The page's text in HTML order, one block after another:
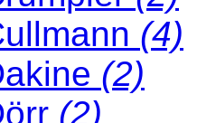
(4)
(2)
(2)